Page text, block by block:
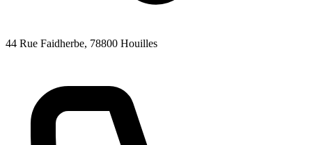
44 Rue Faidherbe, 78800 Houilles